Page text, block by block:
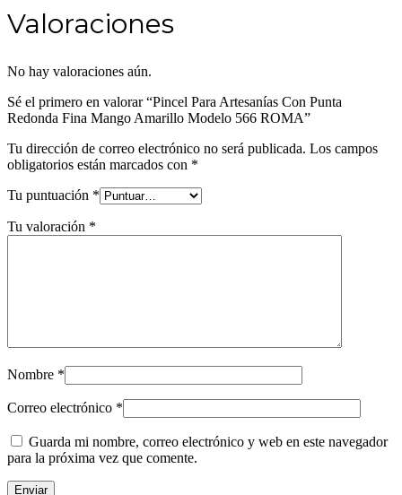
Valoraciones
No hay valoraciones aún.
Sé el primero en valorar “Pincel Para Artesanías Con Punta
Redonda Fina Mango Amarillo Modelo 566 ROMA”
Tu dirección de correo electrónico no será publicada. Los campos
obligatorios están marcados con *
Tu puntuación *
Tu valoración *
Nombre *
Correo electrónico *
Guarda mi nombre, correo electrónico y web en este navegador
para la próxima vez que comente.